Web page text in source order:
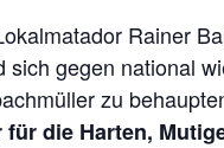
Rainer
sich gegen national
zu
die Harten,